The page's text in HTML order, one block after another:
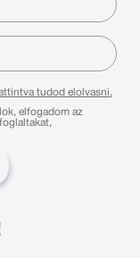
tudod elolvasni.
elfogadom az
adatvédelmi és adatkezelési szabályzatban foglaltakat,